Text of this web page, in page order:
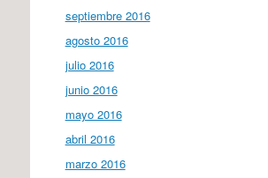
septiembre 2016
agosto 2016
julio 2016
junio 2016
mayo 2016
abril 2016
marzo 2016